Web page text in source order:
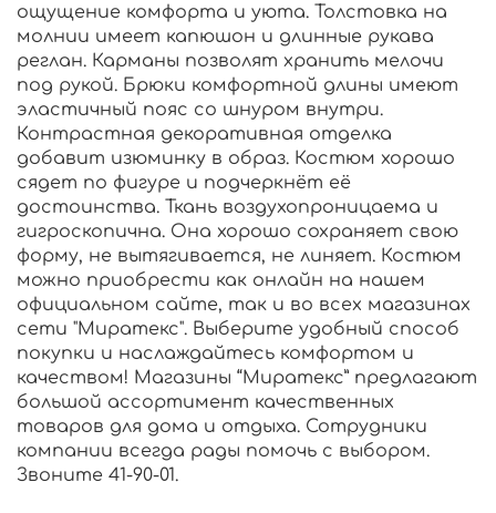
ощущение комфорта и уюта. Толстовка на
молнии имеет капюшон и длинные рукава
реглан. Карманы позволят хранить мелочи
под рукой. Брюки комфортной длины имеют
эластичный пояс со шнуром внутри.
Контрастная декоративная отделка
добавит изюминку в образ. Костюм хорошо
сядет по фигуре и подчеркнёт её
достоинства. Ткань воздухопроницаема и
гигроскопична. Она хорошо сохраняет свою
форму, не вытягивается, не линяет. Костюм
можно приобрести как онлайн на нашем
официальном сайте, так и во всех магазинах
сети "Миратекс". Выберите удобный способ
покупки и наслаждайтесь комфортом и
качеством! Магазины “Миратекс” предлагают
большой ассортимент качественных
товаров для дома и отдыха. Сотрудники
компании всегда рады помочь с выбором.
Звоните 41-90-01.